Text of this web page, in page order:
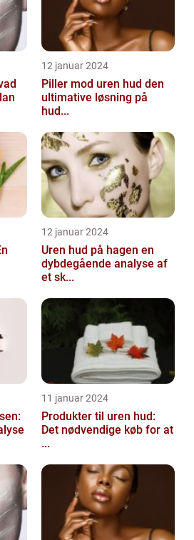
12 januar 2024
Piller mod uren hud den
ultimative løsning på
hud...
12 januar 2024
Uren hud på hagen en
dybdegående analyse af
et sk...
11 januar 2024
Produkter til uren hud:
Det nødvendige køb for at
...